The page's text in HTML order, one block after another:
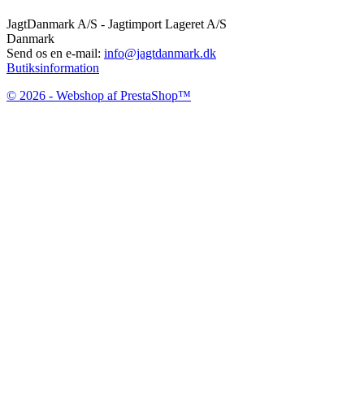
JagtDanmark A/S - Jagtimport Lageret A/S
Danmark
Send os en e-mail: info@jagtdanmark.dk
Butiksinformation
© 2026 - Webshop af PrestaShop™